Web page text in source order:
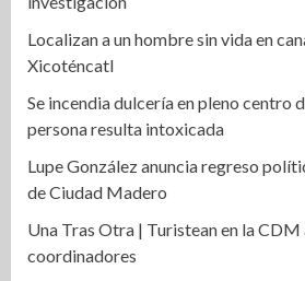
Localizan a un hombre sin vida en
Xicoténcatl
Se incendia dulcería en pleno centro
persona resulta intoxicada
Lupe González anuncia regreso
de Ciudad Madero
Una Tras Otra | Turistean en la CDM
coordinadores